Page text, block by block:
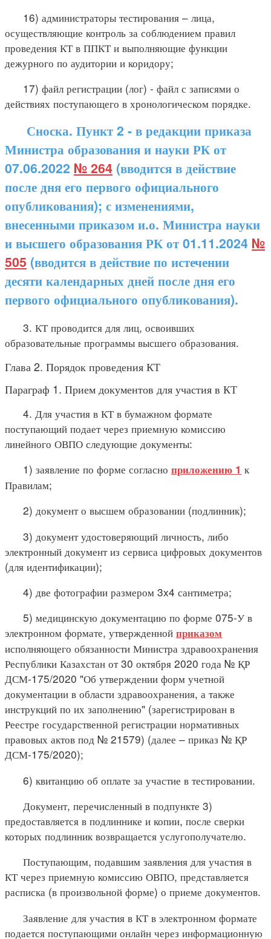
16) администраторы тестирования – лица,
осуществляющие контроль за соблюдением правил
проведения КТ в ППКТ и выполняющие функции
дежурного по аудитории и коридору;
17) файл регистрации (лог) - файл с записями о
действиях поступающего в хронологическом порядке.
Сноска. Пункт 2 - в редакции приказа
Министра образования и науки РК от
07.06.2022 № 264 (вводится в действие
после дня его первого официального
опубликования); с изменениями,
внесенными приказом и.о. Министра науки
и высшего образования РК от 01.11.2024 №
505 (вводится в действие по истечении
десяти календарных дней после дня его
первого официального опубликования).
3. КТ проводится для лиц, освоивших
образовательные программы высшего образования.
Глава 2. Порядок проведения КТ
Параграф 1. Прием документов для участия в КТ
4. Для участия в КТ в бумажном формате
поступающий подает через приемную комиссию
линейного ОВПО следующие документы:
1) заявление по форме согласно приложению 1 к
Правилам;
2) документ о высшем образовании (подлинник);
3) документ удостоверяющий личность, либо
электронный документ из сервиса цифровых документов
(для идентификации);
4) две фотографии размером 3x4 сантиметра;
5) медицинскую документацию по форме 075-У в
электронном формате, утвержденной приказом
исполняющего обязанности Министра здравоохранения
Республики Казахстан от 30 октября 2020 года № ҚР
ДСМ-175/2020 "Об утверждении форм учетной
документации в области здравоохранения, а также
инструкций по их заполнению" (зарегистрирован в
Реестре государственной регистрации нормативных
правовых актов под № 21579) (далее – приказ № ҚР
ДСМ-175/2020);
6) квитанцию об оплате за участие в тестировании.
Документ, перечисленный в подпункте 3)
предоставляется в подлиннике и копии, после сверки
которых подлинник возвращается услугополучателю.
Поступающим, подавшим заявления для участия в
КТ через приемную комиссию ОВПО, представляется
расписка (в произвольной форме) о приеме документов.
Заявление для участия в КТ в электронном формате
подается поступающими онлайн через информационную